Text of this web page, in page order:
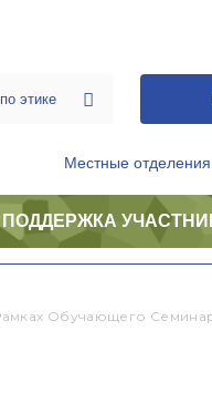
Местные отделения
ПОДДЕРЖКА
Обучающего